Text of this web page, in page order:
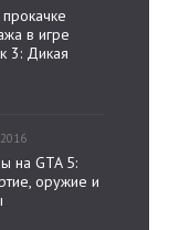
в игре
3: Дикая
на GTA 5:
оружие и